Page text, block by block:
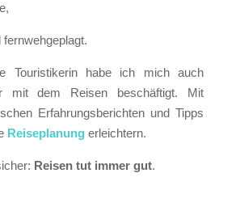
Touristikerin habe ich mich auch
mit dem Reisen beschäftigt. Mit
Erfahrungsberichten und Tipps
Reiseplanungerleichtern.
Reisen tut immer gut.